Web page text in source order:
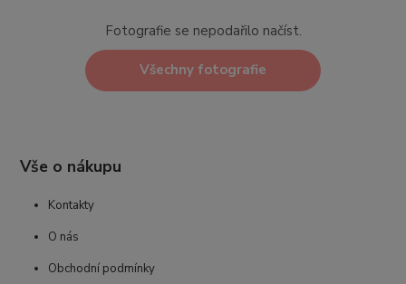
Fotografie se nepodařilo načíst.
Všechny fotografie
Vše o nákupu
Kontakty
O nás
Obchodní podmínky